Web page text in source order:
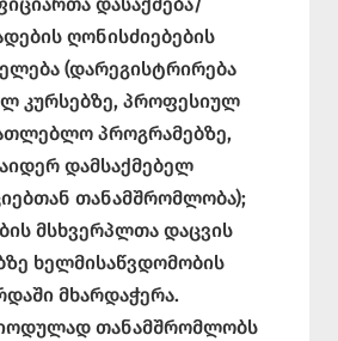
ღონისძიებების
(დარეგისტრირება
კურსებზე, პროფესიულ
პროგრამებზე,
დამსაქმებელ
თანამშრომლობა);
მსხვერპლთა დაცვის
ხელმისაწვდომობის
მხარდაჭერა.
თანამშრომლობს